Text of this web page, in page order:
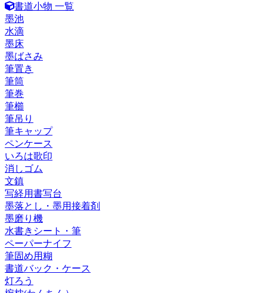
書道小物 一覧
墨池
水滴
墨床
墨ばさみ
筆置き
筆筒
筆巻
筆櫛
筆吊り
筆キャップ
ペンケース
いろは歌印
消しゴム
文鎮
写経用書写台
墨落とし・墨用接着剤
墨磨り機
水書きシート・筆
ペーパーナイフ
筆固め用糊
書道バック・ケース
灯ろう